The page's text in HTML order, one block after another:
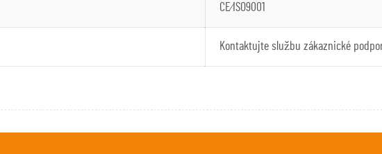
CE⁄ISO9001
Kontaktujte službu zákaznické